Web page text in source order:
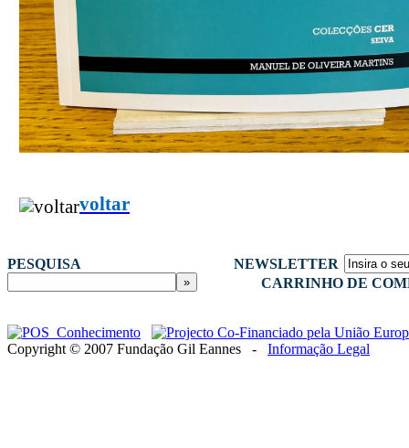
voltar
PESQUISA
NEWSLETTER
CARRINHO DE
Copyright © 2007 Fundação Gil Eannes - Informação Legal